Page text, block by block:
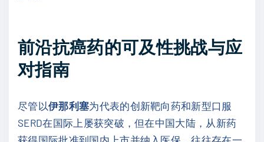
前沿抗癌药的可及性挑战与应
对指南
尽管以伊那利塞为代表的创新靶向药和新型口服
SERD在国际上屡获突破，但在中国大陆，从新药